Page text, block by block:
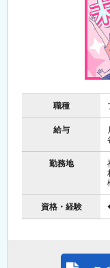
職種
給与
勤務地
資格・経験